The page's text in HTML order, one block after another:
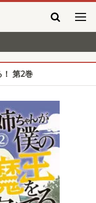
！ 第2巻